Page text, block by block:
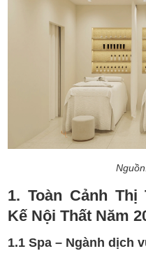
1. Toàn Cảnh
Kế Nội Thất Năm
1.1 Spa – Ngành dịch